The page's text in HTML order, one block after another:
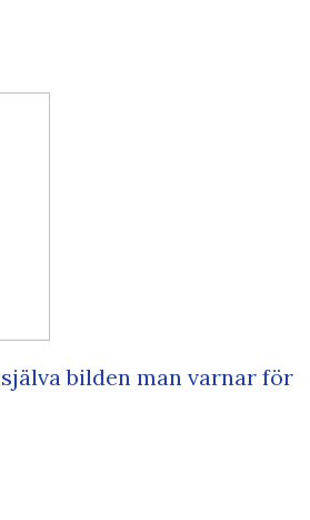
bilden man varnar för